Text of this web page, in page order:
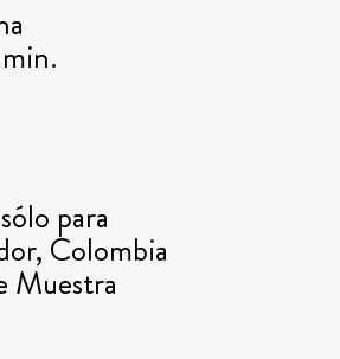
para
Colombia
Muestra